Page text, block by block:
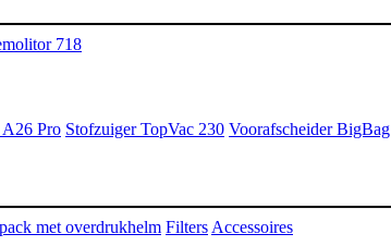
718
Pro Stofzuiger TopVac 230 Voorafscheider BigBag
met overdrukhelm Filters Accessoires